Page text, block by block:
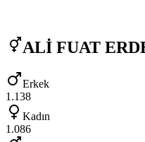
ALİ FUAT
Erkek
1.138
Kadın
1.086